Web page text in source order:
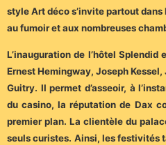
style Art déco s’invite partout
au fumoir et aux nombreuses
L’inauguration de l’hôtel
Ernest Hemingway, Joseph
Guitry. Il permet d’asseoir, à
du casino, la réputation de Dax
premier plan. La clientèle du
seuls curistes. Ainsi, les festivités